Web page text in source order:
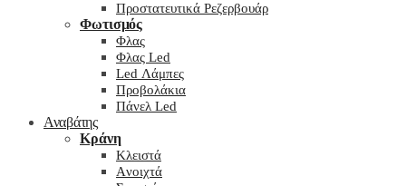
Προστατευτικά Ρεζερβουάρ
Φωτισμός
Φλας
Φλας Led
Led Λάμπες
Προβολάκια
Πάνελ Led
Αναβάτης
Κράνη
Kλειστά
Aνοιχτά